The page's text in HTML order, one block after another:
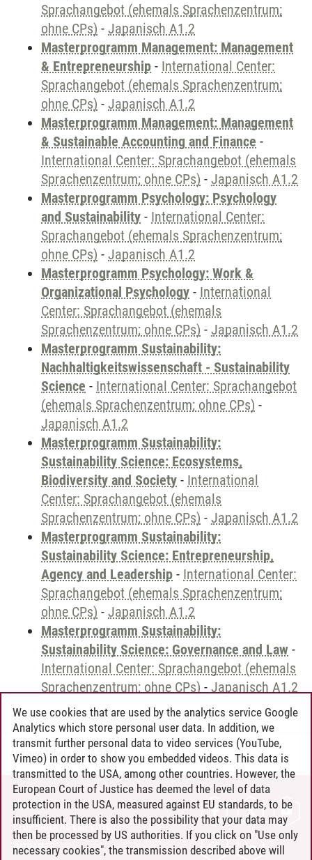
Sprachangebot (ehemals Sprachenzentrum;
ohne CPs) - Japanisch A1.2
Masterprogramm Management: Management
& Entrepreneurship - International Center:
Sprachangebot (ehemals Sprachenzentrum;
ohne CPs) - Japanisch A1.2
Masterprogramm Management: Management
& Sustainable Accounting and Finance -
International Center: Sprachangebot (ehemals
Sprachenzentrum; ohne CPs) - Japanisch A1.2
Masterprogramm Psychology: Psychology
and Sustainability - International Center:
Sprachangebot (ehemals Sprachenzentrum;
ohne CPs) - Japanisch A1.2
Masterprogramm Psychology: Work &
Organizational Psychology - International
Center: Sprachangebot (ehemals
Sprachenzentrum; ohne CPs) - Japanisch A1.2
Masterprogramm Sustainability:
Nachhaltigkeitswissenschaft - Sustainability
Science - International Center: Sprachangebot
(ehemals Sprachenzentrum; ohne CPs) -
Japanisch A1.2
Masterprogramm Sustainability:
Sustainability Science: Ecosystems,
Biodiversity and Society - International
Center: Sprachangebot (ehemals
Sprachenzentrum; ohne CPs) - Japanisch A1.2
Masterprogramm Sustainability:
Sustainability Science: Entrepreneurship,
Agency and Leadership - International Center:
Sprachangebot (ehemals Sprachenzentrum;
ohne CPs) - Japanisch A1.2
Masterprogramm Sustainability:
Sustainability Science: Governance and Law -
International Center: Sprachangebot (ehemals
Sprachenzentrum; ohne CPs) - Japanisch A1.2
Andreea Tribel 30.06.2024
CONTACT
LEUPHANA AS EMPLOYER
INTRANET
We use cookies that are used by the analytics service Google
Analytics which store personal user data. In addition, we
transmit further personal data to video services (YouTube,
Vimeo) in order to show you embedded videos. This data is
transmitted to the USA, among other countries. However, the
European Court of Justice has deemed the level of data
protection in the USA, measured against EU standards, to be
insufficient. There is also the possibility that your data may
then be processed by US authorities. If you click on "Use only
necessary cookies", the transmission described above will